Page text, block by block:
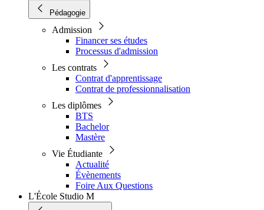
Pédagogie
Admission
Financer ses études
Processus d'admission
Les contrats
Contrat d'apprentissage
Contrat de professionnalisation
Les diplômes
BTS
Bachelor
Mastère
Vie Étudiante
Actualité
Évènements
Foire Aux Questions
L'École Studio M